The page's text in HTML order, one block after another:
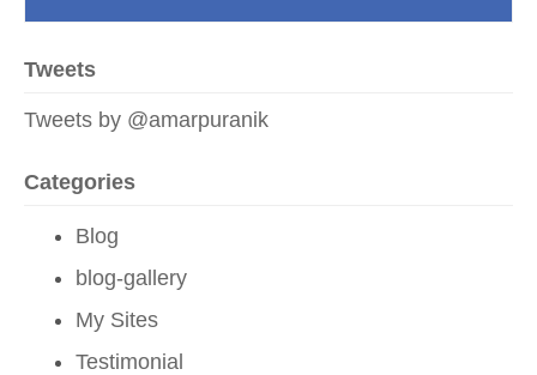
नवी अर्थक्रांती
लाल किल्ल्यावरून मोदींचा बलूची दणका
उर्जित पटेल यांची निवड आणि आव्हाने
भारतीय जनतेचा युद्धक्षोभ
मोदी सरकारचे पुर्वेकडील समुद्रीसाहस
Admin:grt
Tweets
Tweets by @amarpuranik
Categories
Blog
blog-gallery
My Sites
Testimonial